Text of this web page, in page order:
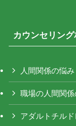
カウンセリン
人間関係の悩み
職場の人間関
アダルトチル